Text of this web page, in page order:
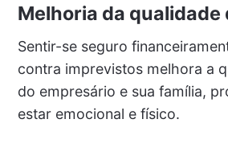
Melhoria da qualidade
Sentir-se seguro
contra imprevistos melhora a
do empresário e sua família,
estar emocional e físico.